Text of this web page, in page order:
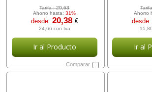
Tarifa :29,63
Ahorro hasta:31%
desde: 20,38 €
24,66 con Iva
Ir al Producto
Comparar
Ahorro
desde:
Ir al